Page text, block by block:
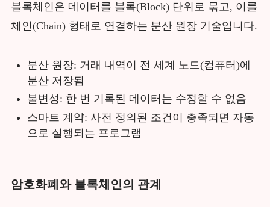
블록체인은 데이터를 블록(Block) 단위로 묶고, 이를
체인(Chain) 형태로 연결하는 분산 원장 기술입니다.
분산 원장: 거래 내역이 전 세계 노드(컴퓨터)에
분산 저장됨
불변성: 한 번 기록된 데이터는 수정할 수 없음
스마트 계약: 사전 정의된 조건이 충족되면 자동
으로 실행되는 프로그램
암호화폐와 블록체인의 관계